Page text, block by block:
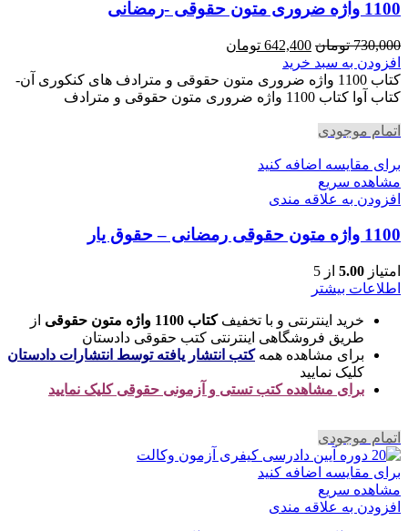
1100 واژه ضروری متون حقوقی -رمضانی
730,000 تومان قیمت
اصلی
730,000 تومان
بود.
642,400 تومان
642,400 تومان
است.
افزودن به سبد خرید
کتاب 1100 واژه ضروری متون حقوقی و مترادف های کنکوری آن-
کتاب آوا کتاب 1100 واژه ضروری متون حقوقی و مترادف
اتمام موجودی
برای مقایسه اضافه کنید
مشاهده سریع
افزودن به علاقه مندی
1100 واژه متون حقوقی رمضانی – حقوق یار
امتیاز 5.00 از 5
اطلاعات بیشتر
خرید اینترنتی و با تخفیفکتاب 1100 واژه متون حقوقی
از
طریق فروشگاهی اینترنتی کتب حقوقی دادستان
برای مشاهده همهکتب انتشار یافته توسط انتشارات دادستان
کلیک نمایید
برای مشاهده کتب تستی و آزمونی حقوقی کلیک نمایید
اتمام موجودی
برای مقایسه اضافه کنید
مشاهده سریع
افزودن به علاقه مندی